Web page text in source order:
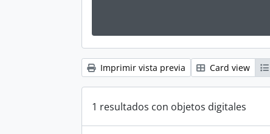
Imprimir vista previa Card view
1 resultados con objetos digitales